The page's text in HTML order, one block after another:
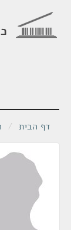
דף הבית /